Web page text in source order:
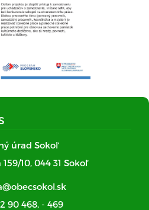
úrad Sokoľ
10, 044 31 Sokoľ
90 468, - 469